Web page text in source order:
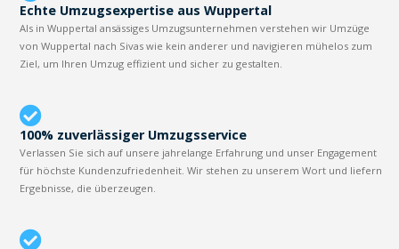
Echte Umzugsexpertise aus Wuppertal
Als in Wuppertal ansässiges Umzugsunternehmen verstehen wir Umzüge
von Wuppertal nach Sivas wie kein anderer und navigieren mühelos zum
Ziel, um Ihren Umzug effizient und sicher zu gestalten.
100% zuverlässiger Umzugsservice
Verlassen Sie sich auf unsere jahrelange Erfahrung und unser Engagement
für höchste Kundenzufriedenheit. Wir stehen zu unserem Wort und liefern
Ergebnisse, die überzeugen.